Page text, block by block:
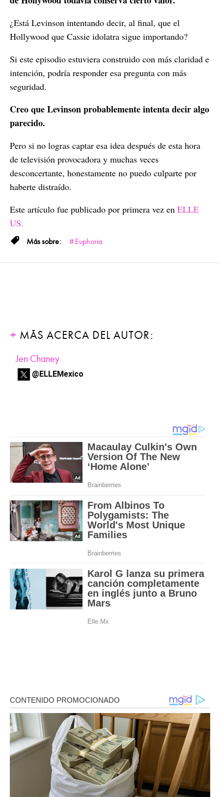
¿Está Levinson intentando decir, al final, que el
Hollywood que Cassie idolatra sigue importando?
Si este episodio estuviera construido con más claridad e
intención, podría responder esa pregunta con más
seguridad.
Creo que Levinson probablemente intenta decir algo
parecido.
Pero si no logras captar esa idea después de esta hora
de televisión provocadora y muchas veces
desconcertante, honestamente no puedo culparte por
haberte distraído.
Este artículo fue publicado por primera vez en ELLE
US.
Euphoria
MÁS ACERCA DEL AUTOR:
Jen Chaney
@ELLEMexico